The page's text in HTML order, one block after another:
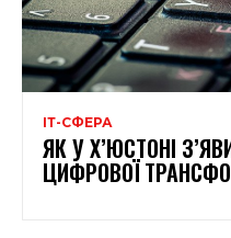
ІТ-СФЕРА
ЯК У Х’ЮСТОНІ
ЦИФРОВОЇ